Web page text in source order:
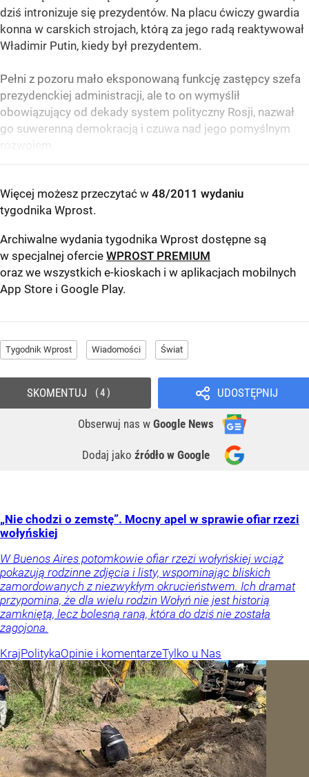
dziś intronizuje się prezydentów. Na placu ćwiczy gwardia
konna w carskich strojach, którą za jego radą reaktywował
Władimir Putin, kiedy był prezydentem.
Pełni z pozoru mało eksponowaną funkcję zastępcy szefa
prezydenckiej administracji, ale to on wymyślił
obowiązujący od dekady system polityczny Rosji, nazwał
go suwerenną demokracją i czuwa nad jego pomyślnym
Więcej możesz przeczytać w 48/2011 wydaniu
tygodnika Wprost.
Archiwalne wydania tygodnika Wprost dostępne są
w specjalnej ofercie WPROST PREMIUM
oraz we wszystkich e-kioskach i w aplikacjach mobilnych
App Store i Google Play.
Tygodnik Wprost Wiadomości Świat
UDOSTĘPNIJ
Obserwuj nas w Google News
Dodaj jako źródło w Google
SKOMENTUJ 4
„Nie chodzi o zemstę”. Mocny apel w sprawie ofiar rzezi
wołyńskiej
W Buenos Aires potomkowie ofiar rzezi wołyńskiej wciąż
pokazują rodzinne zdjęcia i listy, wspominając bliskich
zamordowanych z niezwykłym okrucieństwem. Ich dramat
przypomina, że dla wielu rodzin Wołyń nie jest historią
zamkniętą, lecz bolesną raną, która do dziś nie została
zagojona.
KrajPolitykaOpinie i komentarzeTylko u Nas